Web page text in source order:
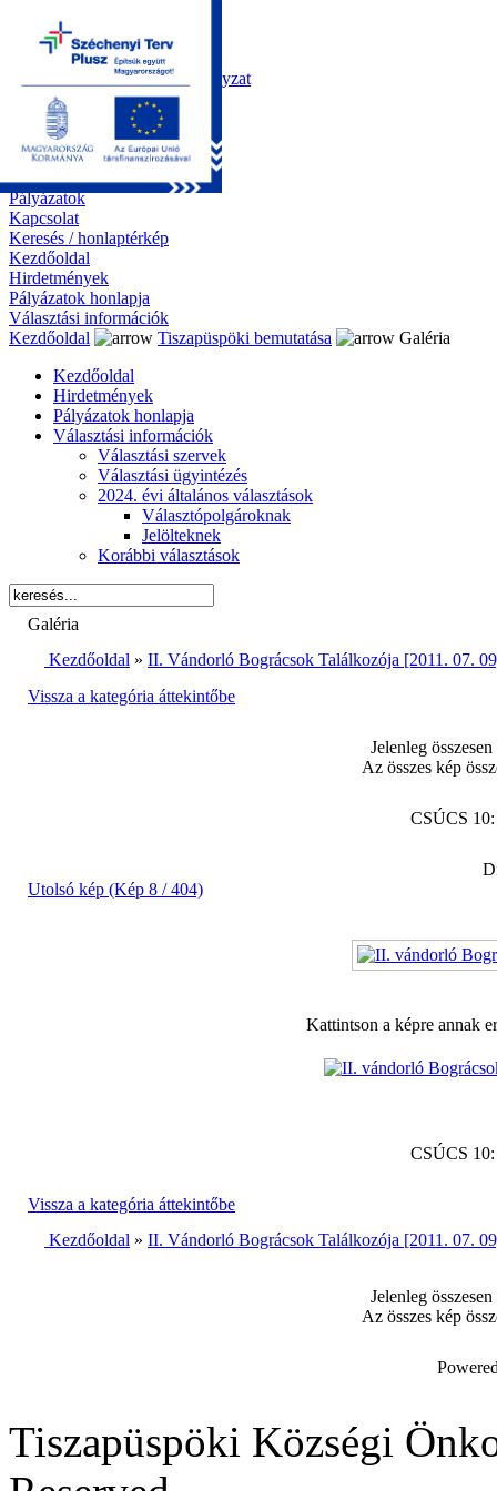
Kezdőoldal
Önkormányzat
Polgármesteri Hivatal
Roma Nemzetiségi Önkormányzat
Elektronikus ügyintézés
Közérdekű információk
Tiszapüspöki bemutatása
Galéria
Díjazottaink
Pályázatok
Kapcsolat
Keresés / honlaptérkép
Kezdőoldal
Hirdetmények
Pályázatok honlapja
Választási információk
Kezdőoldal
Tiszapüspöki bemutatása
Galéria
Kezdőoldal
Hirdetmények
Pályázatok honlapja
Választási információk
Választási szervek
Választási ügyintézés
2024. évi általános választások
Választópolgároknak
Jelölteknek
Korábbi választások
Galéria
Kezdőoldal » II. Vándorló Bográcsok Találkozója [2011. 07.
Vissza a kategória áttekintőbe
Jelenleg
Az összes kép
CSÚCS
Utolsó kép (Kép 8 / 404)
Kattintson a képre annak
CSÚCS
Vissza a kategória áttekintőbe
Kezdőoldal » II. Vándorló Bográcsok Találkozója [2011. 07.
Jelenleg
Az összes kép
Tiszapüspöki Községi